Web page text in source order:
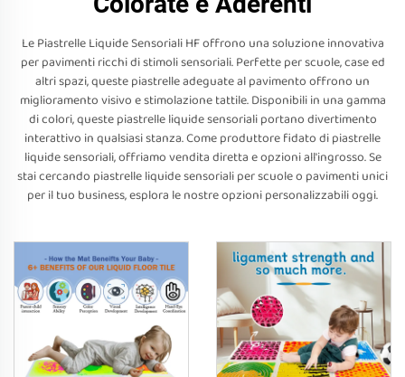
Le Piastrelle Liquide Sensoriali HF offrono una soluzione innovativa
per pavimenti ricchi di stimoli sensoriali. Perfette per scuole, case ed
altri spazi, queste piastrelle adeguate al pavimento offrono un
miglioramento visivo e stimolazione tattile. Disponibili in una gamma
di colori, queste piastrelle liquide sensoriali portano divertimento
interattivo in qualsiasi stanza. Come produttore fidato di piastrelle
liquide sensoriali, offriamo vendita diretta e opzioni all'ingrosso. Se
stai cercando piastrelle liquide sensoriali per scuole o pavimenti unici
per il tuo business, esplora le nostre opzioni personalizzabili oggi.